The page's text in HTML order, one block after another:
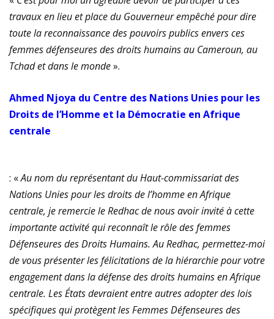
travaux en lieu et place du Gouverneur empêché pour dire
toute la reconnaissance des pouvoirs publics envers ces
femmes défenseures des droits humains au Cameroun, au
Tchad et dans le monde».
Ahmed Njoya du Centre des Nations Unies pour les
Droits de l’Homme et la Démocratie en Afrique
centrale
: «Au nom du représentant du Haut-commissariat des
Nations Unies pour les droits de l’homme en Afrique
centrale, je remercie le Redhac de nous avoir invité à cette
importante activité qui reconnaît le rôle des femmes
Défenseures des Droits Humains. Au Redhac, permettez-moi
de vous présenter les félicitations de la hiérarchie pour votre
engagement dans la défense des droits humains en Afrique
centrale. Les États devraient entre autres adopter des lois
spécifiques qui protègent les Femmes Défenseures des